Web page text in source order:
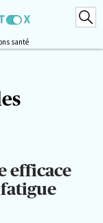
santé
efficace